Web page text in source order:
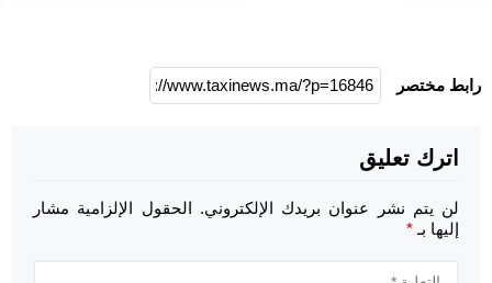
رابط مختصر
اترك تعليق
لن يتم نشر عنوان بريدك الإلكتروني. الحقول الإلزامية مشار
إليها بـ *